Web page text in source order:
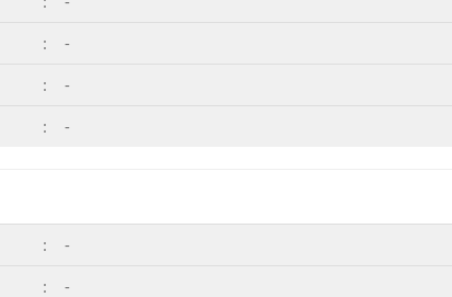
:
-
:
-
: -
:
-
:
-